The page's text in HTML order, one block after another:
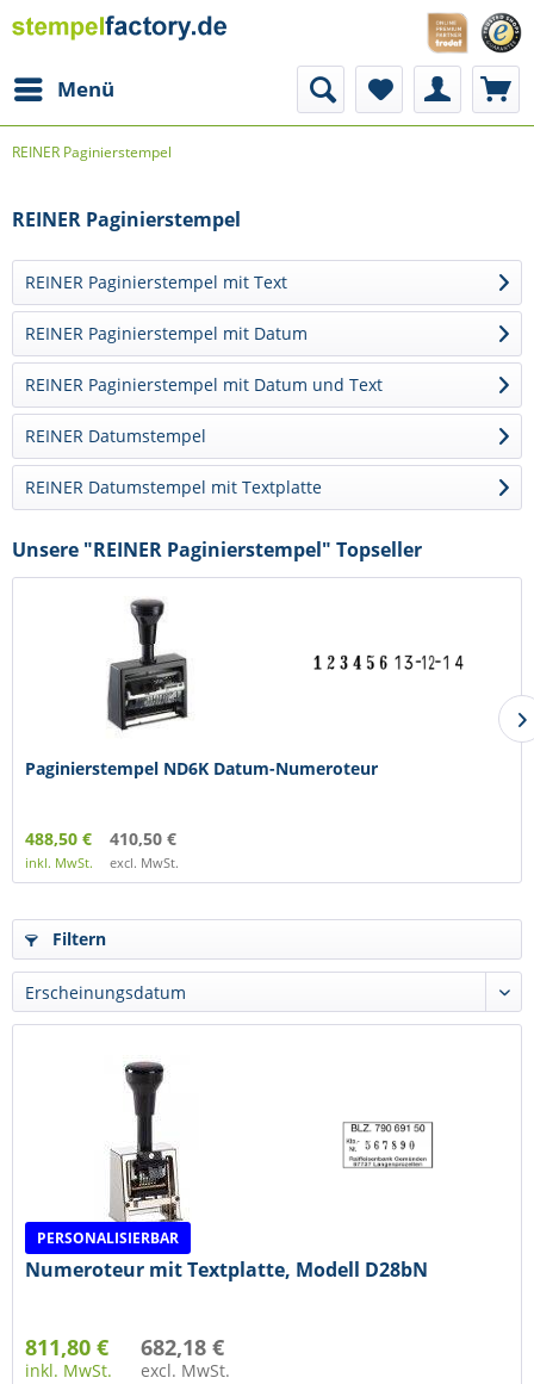
Menü
REINER Paginierstempel
REINER Paginierstempel
REINER Paginierstempel mit Text
REINER Paginierstempel mit Datum
REINER Paginierstempel mit Datum und Text
REINER Datumstempel
REINER Datumstempel mit Textplatte
Unsere "REINER Paginierstempel" Topseller
Paginierstempel ND6K Datum-Numeroteur
488,50 €
inkl. MwSt.
410,50 €
excl. MwSt.
Filtern
PERSONALISIERBAR
Numeroteur mit Textplatte, Modell D28bN
811,80 €
inkl. MwSt.
682,18 €
excl. MwSt.